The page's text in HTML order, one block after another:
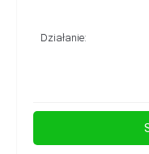
Działanie: